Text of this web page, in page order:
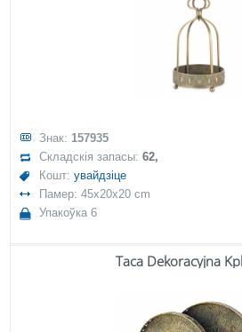
Знак: 157935
Складскія запасы:62,
Кошт:увайдзіце
Памер: 45x20x20 cm
Упакоўка 6
Taca Dekoracyjna